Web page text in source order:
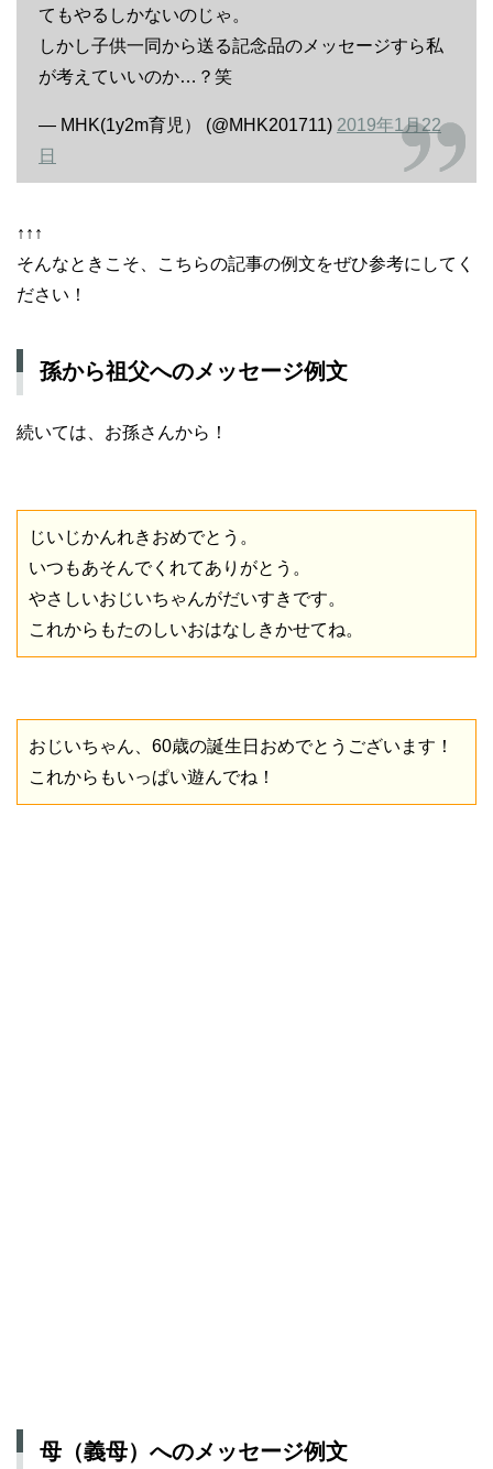
てもやるしかないのじゃ。
しかし子供一同から送る記念品のメッセージすら私
が考えていいのか…？笑
— MHK(1y2m育児） (@MHK201711) 2019年1月22
日
↑↑↑
そんなときこそ、こちらの記事の例文をぜひ参考にしてく
ださい！
孫から祖父へのメッセージ例文
続いては、お孫さんから！
じいじかんれきおめでとう。
いつもあそんでくれてありがとう。
やさしいおじいちゃんがだいすきです。
これからもたのしいおはなしきかせてね。
おじいちゃん、60歳の誕生日おめでとうございます！
これからもいっぱい遊んでね！
母（義母）へのメッセージ例文